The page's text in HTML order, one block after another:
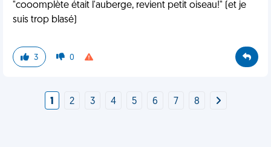
"cooomplète était l'auberge, revient petit oiseau!" (et je
suis trop blasé)
3 0
1 2 3 4 5 6 7 8